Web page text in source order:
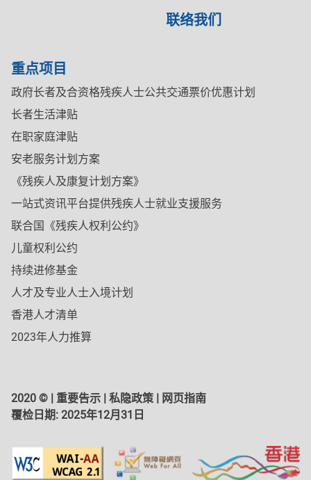
联络我们
重点项目
政府长者及合资格残疾人士公共交通票价优惠计划
长者生活津贴
在职家庭津贴
安老服务计划方案
《残疾人及康复计划方案》
一站式资讯平台提供残疾人士就业支援服务
联合国《残疾人权利公约》
儿童权利公约
持续进修基金
人才及专业人士入境计划
香港人才清单
2023年人力推算
2020 © | 重要告示 | 私隐政策 | 网页指南
覆检日期: 2025年12月31日